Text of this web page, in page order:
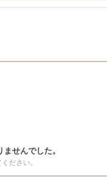
せんでした。
ださい。